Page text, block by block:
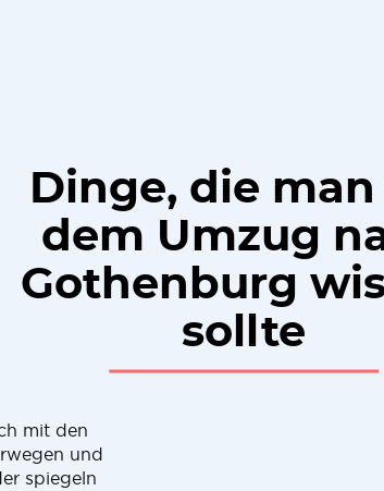
Dinge, die
dem Umzug
Gothenburg
sollte
mit den
und
spiegeln